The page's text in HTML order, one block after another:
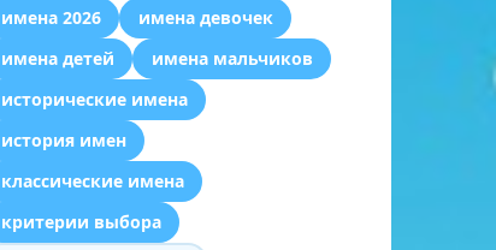
имена 2026
имена девочек
имена детей
имена мальчиков
исторические имена
история имен
классические имена
критерии выбора